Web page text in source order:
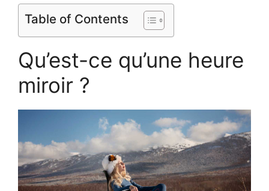
Table of Contents
Qu’est-ce qu’une heure
miroir ?